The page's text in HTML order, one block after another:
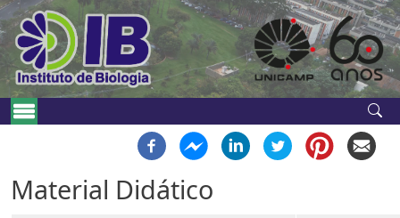
Pular para o conteúdo principal
Main navigation
Material Didático